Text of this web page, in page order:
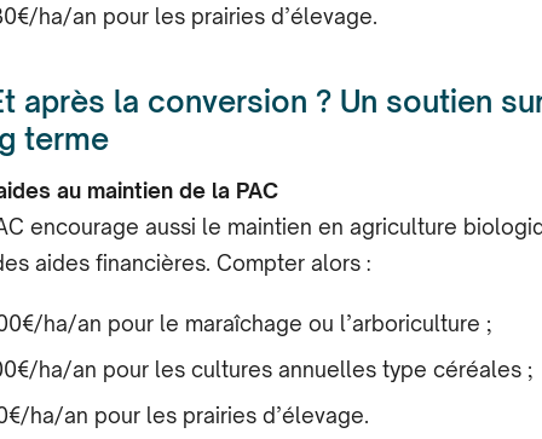
ha/an pour les prairies d’élevage.
après la conversion ? Un soutien
terme
au maintien de la PAC
encourage aussi le maintien en agriculture
aides financières. Compter alors :
ha/an pour le maraîchage ou l’arboriculture ;
ha/an pour les cultures annuelles type céréales ;
ha/an pour les prairies d’élevage.